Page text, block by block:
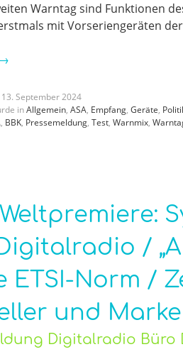
Warntag sind Funktionen
erstmals mit Vorseriengeräten
→
13. September2024
inAllgemein, ASA, Empfang, Geräte,
, BBK, Pressemeldung, Test, Warnmix,
Weltpremiere:
/
ETSI-Norm /
und
Digitalradio Büro